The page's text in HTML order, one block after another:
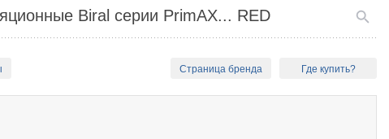
Biral серии PrimAX... RED
Страница бренда Где купить?